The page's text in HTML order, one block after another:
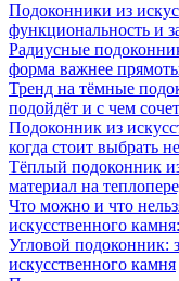
Подоконники из
функциональность и
Радиусные
форма важнее
Тренд на тёмные
подойдёт и с чем
Подоконник из
когда стоит выбрать
Тёплый подоконник
материал на
Что можно и что
искусственного
Угловой подоконник:
искусственного камня